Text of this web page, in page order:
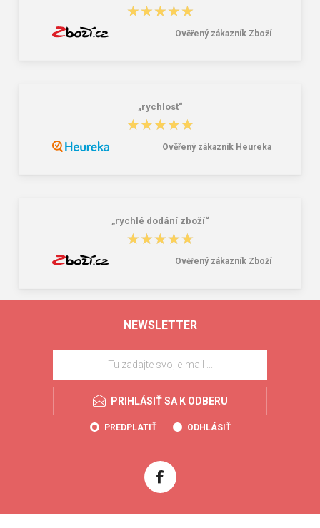
★★★★★
★★★★★
Ověřený zákazník Zboží
„rychlost“
★★★★★
★★★★★
Ověřený zákazník Heureka
„rychlé dodání zboží“
★★★★★
★★★★★
Ověřený zákazník Zboží
NEWSLETTER
PRIHLÁSIŤ SA K ODBERU
PREDPLATIŤ ODHLÁSIŤ